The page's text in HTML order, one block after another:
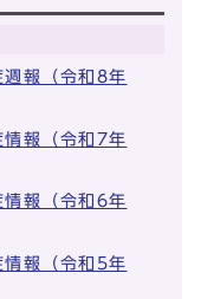
報（令和8年
報（令和7年
報（令和6年
報（令和5年